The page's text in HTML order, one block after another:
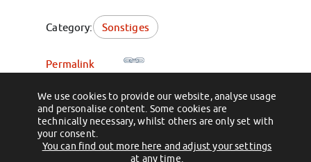
Category: Sonstiges
Permalink
Wo kann ich eine Beschwerde aufgeben?
(c) 2012 - 2026 by Studentenwerk Magdeburg - Anstalt des öffentlichen
We use cookies to provide our website, analyse usage
and personalise content. Some cookies are
technically necessary, whilst others are only set with
your consent.
You can find out more here and adjust your settings
at any time.